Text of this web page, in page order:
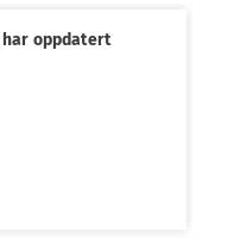
har oppdatert